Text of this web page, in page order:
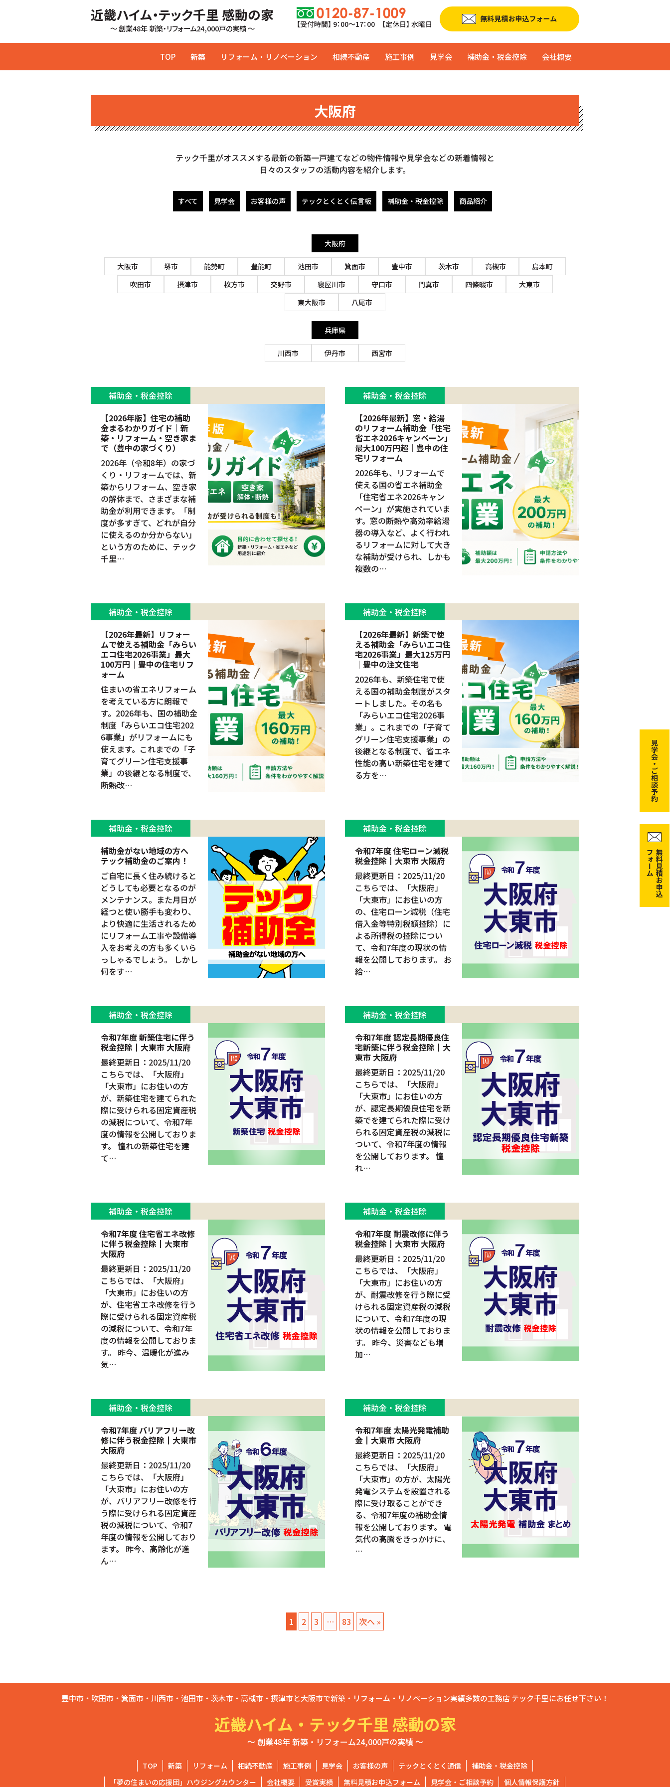
近畿ハイム・テック千里 感動の家
～ 創業48年 新築・リフォーム24,000戸の実績 ～ 【受付時間】 9：00〜17：00 【定休日】 水曜日
TOP 新築 リフォーム・リノベーション 相続不動産 施工事例 見学会 補助金・税金控除 会社概要
大阪府
テック千里がオススメする最新の新築一戸建てなどの物件情報や見学会などの新着情報と
日々のスタッフの活動内容を紹介します。
すべて 見学会 お客様の声 テックとくとく伝言板 補助金・税金控除 商品紹介
大阪府
大阪市 堺市 能勢町 豊能町 池田市 箕面市 豊中市 茨木市 高槻市
島本町
吹田市
摂津市 枚方市 交野市 寝屋川市 守口市 門真市 四條畷市
大東市
東大阪市
八尾市
兵庫県
川西市 伊丹市 西宮市
補助金・税金控除
【2026年版】住宅の補助
金まるわかりガイド｜新
築・リフォーム・空き家ま
で（豊中の家づくり）
2026年（令和8年）の家づ
くり・リフォームでは、新
築からリフォーム、空き家
の解体まで、さまざまな補
助金が利用できます。「制
度が多すぎて、どれが自分
に使えるのか分からない」
という方のために、テック
千里…
補助金・税金控除
【2026年最新】窓・給湯
のリフォーム補助金「住宅
省エネ2026キャンペーン」
最大100万円超｜豊中の住
宅リフォーム
2026年も、リフォームで
使える国の省エネ補助金
「住宅省エネ2026キャン
ペーン」が実施されていま
す。窓の断熱や高効率給湯
器の導入など、よく行われ
るリフォームに対して大き
な補助が受けられ、しかも
複数の…
補助金・税金控除
【2026年最新】リフォー
ムで使える補助金「みらい
エコ住宅2026事業」最大
100万円｜豊中の住宅リフ
ォーム
住まいの省エネリフォーム
を考えている方に朗報で
す。2026年も、国の補助金
制度「みらいエコ住宅202
6事業」がリフォームにも
使えます。これまでの「子
育てグリーン住宅支援事
業」の後継となる制度で、
断熱改…
補助金・税金控除
【2026年最新】新築で使
える補助金「みらいエコ住
宅2026事業」最大125万円
｜豊中の注文住宅
2026年も、新築住宅で使
える国の補助金制度がスタ
ートしました。その名も
「みらいエコ住宅2026事
業」。これまでの「子育て
グリーン住宅支援事業」の
後継となる制度で、省エネ
性能の高い新築住宅を建て
る方を…
補助金・税金控除
補助金がない地域の方へ
テック補助金のご案内！
ご自宅に長く住み続けると
どうしても必要となるのが
メンテナンス。また月日が
経つと使い勝手も変わり、
より快適に生活されるため
にリフォーム工事や設備導
入をお考えの方も多くいら
っしゃるでしょう。 しかし
何をす…
補助金・税金控除
令和7年度 住宅ローン減税
税金控除┃大東市 大阪府
最終更新日：2025/11/20
こちらでは、「大阪府」
「大東市」にお住いの方
の、住宅ローン減税（住宅
借入金等特別税額控除）に
よる所得税の控除につい
て、令和7年度の現状の情
報を公開しております。 お
給…
補助金・税金控除
令和7年度 新築住宅に伴う
税金控除┃大東市 大阪府
最終更新日：2025/11/20
こちらでは、「大阪府」
「大東市」にお住いの方
が、新築住宅を建てられた
際に受けられる固定資産税
の減税について、令和7年
度の情報を公開しておりま
す。 憧れの新築住宅を建
て…
補助金・税金控除
令和7年度 認定長期優良住
宅新築に伴う税金控除┃大
東市 大阪府
最終更新日：2025/11/20
こちらでは、「大阪府」
「大東市」にお住いの方
が、認定長期優良住宅を新
築でを建てられた際に受け
られる固定資産税の減税に
ついて、令和7年度の情報
を公開しております。 憧
れ…
補助金・税金控除
令和7年度 住宅省エネ改修
に伴う税金控除┃大東市
大阪府
最終更新日：2025/11/20
こちらでは、「大阪府」
「大東市」にお住いの方
が、住宅省エネ改修を行う
際に受けられる固定資産税
の減税について、令和7年
度の情報を公開しておりま
す。 昨今、温暖化が進み
気…
補助金・税金控除
令和7年度 耐震改修に伴う
税金控除┃大東市 大阪府
最終更新日：2025/11/20
こちらでは、「大阪府」
「大東市」にお住いの方
が、耐震改修を行う際に受
けられる固定資産税の減税
について、令和7年度の現
状の情報を公開しておりま
す。 昨今、災害なども増
加…
補助金・税金控除
令和7年度 バリアフリー改
修に伴う税金控除┃大東市
大阪府
最終更新日：2025/11/20
こちらでは、「大阪府」
「大東市」にお住いの方
が、バリアフリー改修を行
う際に受けられる固定資産
税の減税について、令和7
年度の情報を公開しており
ます。 昨今、高齢化が進
ん…
補助金・税金控除
令和7年度 太陽光発電補助
金┃大東市 大阪府
最終更新日：2025/11/20
こちらでは、「大阪府」
「大東市」の方が、太陽光
発電システムを設置される
際に受け取ることができ
る、令和7年度の補助金情
報を公開しております。 電
気代の高騰をきっかけに、
…
1 2 3 … 83 次へ »
豊中市・吹田市・箕面市・川西市・池田市・茨木市・高槻市・摂津市と大阪市で新築・リフォーム・リノベーション実績多数の工務店 テック千里にお任せ下さい！
近畿ハイム・テック千里 感動の家
～ 創業48年 新築・リフォーム24,000戸の実績 ～
TOP 新築 リフォーム 相続不動産 施工事例 見学会 お客様の声 テックとくとく通信
補助金・税金控除
「夢の住まいの応援団」ハウジングカウンター
会社概要 受賞実績 無料見積お申込フォーム 見学会・ご相談予約 個人情報保護方針